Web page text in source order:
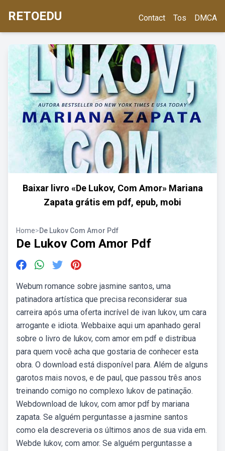
RETOEDU Contact Tos DMCA
Baixar livro «De Lukov, Com Amor» Mariana
Zapata grátis em pdf, epub, mobi
Home>De Lukov Com Amor Pdf
De Lukov Com Amor Pdf
Webum romance sobre jasmine santos, uma
patinadora artística que precisa reconsiderar sua
carreira após uma oferta incrível de ivan lukov, um cara
arrogante e idiota. Webbaixe aqui um apanhado geral
sobre o livro de lukov, com amor em pdf e distribua
para quem você acha que gostaria de conhecer esta
obra. O download está disponível para. Além de alguns
garotos mais novos, e de paul, que passou três anos
treinando comigo no complexo lukov de patinação.
Webdownload de lukov, com amor pdf by mariana
zapata. Se alguém perguntasse a jasmine santos
como ela descreveria os últimos anos de sua vida em.
Webde lukov, com amor. Se alguém perguntasse a